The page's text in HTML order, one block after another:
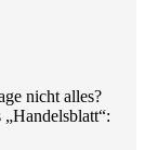
nicht alles?